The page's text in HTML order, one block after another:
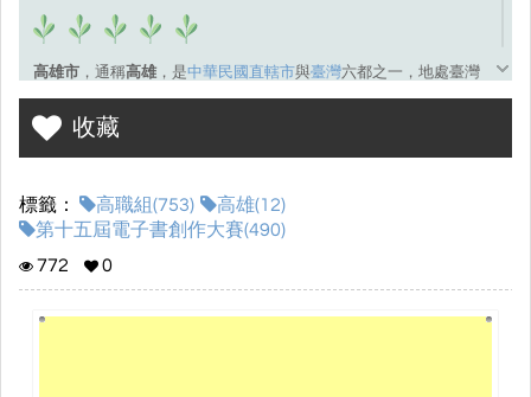
高雄市 ，通稱高雄 ，是中華民國 直轄市與臺灣六都之一，地處臺灣
西南部。轄域面積達2,952平方公里，全市設籍人口約272.9萬
，為
臺灣第三大城以及
區，高雄市內轄有38個區（含3個原住民區），鳳山區為市內人口最
「Táⁿ-káu」與日語漢字 「高雄」（歷史假名遣
同而更名。由於市內擁有臺灣第一大港
稱。
收藏
標籤： 高職組(753)
高雄(12)
第十五屆電子書創作大賽(490)
772
0